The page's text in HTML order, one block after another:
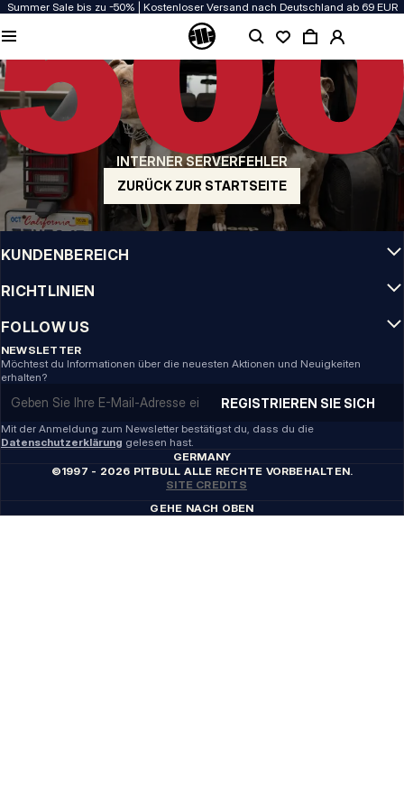
Summer Sale bis zu -50% | Kostenloser Versand nach Deutschland ab 69 EUR
INTERNER SERVERFEHLER
ZURÜCK ZUR STARTSEITE
QUALITÄT HAT BEI UNS PRIORITÄT
Unsere Kleidung wird mit Leidenschaft produziert. Bei Haltbarkeit, Langlebigkeit
der Materialien und Details machen wir keine Kompromisse.
US ORIGIN
Unsere Wurzeln reichen zurück ins San Diego der frühen 90er. Unser Stil ist roh,
authentisch und kompromisslos.
MARKE MIT CHARAKTER
Unsere Kollektionen tragen Sportler, Kämpfer und eigensinnige Individualisten
INFO
KUNDENBEREICH
RICHTLINIEN
FOLLOW US
NEWSLETTER
Möchtest du Informationen über die neuesten Aktionen und Neuigkeiten
erhalten?
REGISTRIEREN SIE SICH
Mit der Anmeldung zum Newsletter bestätigst du, dass du die
Datenschutzerklärung gelesen hast.
GERMANY
©1997 - 2026 PITBULL ALLE RECHTE VORBEHALTEN.
SITE CREDITS
GEHE NACH OBEN